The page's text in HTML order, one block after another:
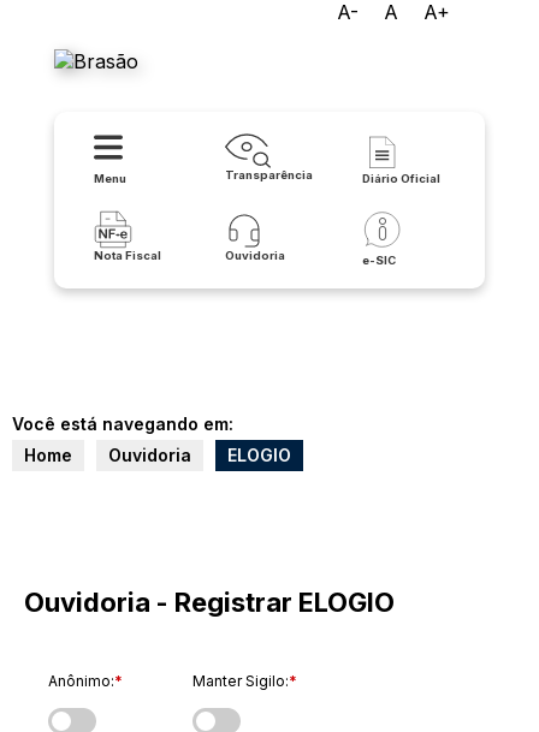
A- A A+
Menu Transparência Diário Oficial
Nota Fiscal Ouvidoria e-SIC
Você está navegando em:
Home
Ouvidoria ELOGIO
Ouvidoria - Registrar ELOGIO
Anônimo:* Manter Sigilo:*